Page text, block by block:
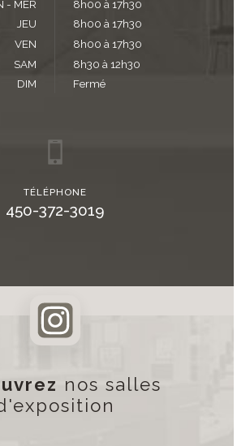
- MER
8h00 à 17h30
JEU
8h00 à 17h30
VEN
8h00 à 17h30
SAM
8h30 à 12h30
DIM
Fermé
TÉLÉPHONE
450-372-3019
nos salles